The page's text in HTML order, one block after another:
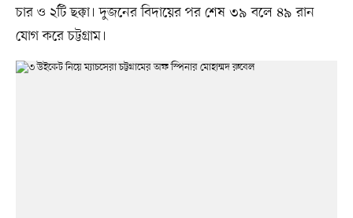
চার ও ২টি ছক্কা। দুজনের বিদায়ের পর শেষ ৩৯ বলে ৪৯ রান
যোগ করে চট্টগ্রাম।